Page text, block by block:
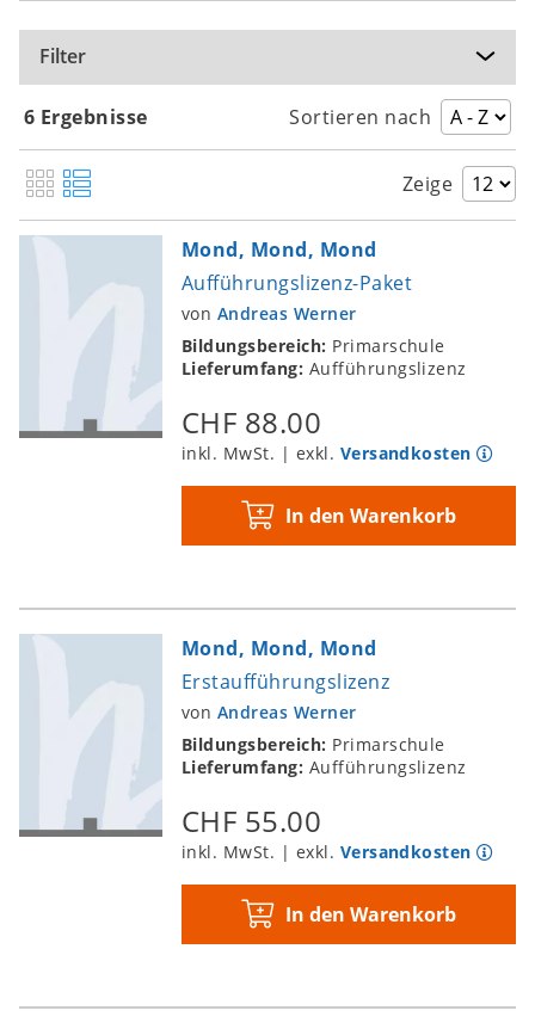
Filter
6 Ergebnisse Sortieren nach
Zeige
Mond, Mond, Mond
Aufführungslizenz-Paket
von Andreas Werner
Bildungsbereich: Primarschule
Lieferumfang: Aufführungslizenz
CHF 88.00
inkl. MwSt. | exkl. Versandkosten
In den Warenkorb
Mond, Mond, Mond
Erstaufführungslizenz
von Andreas Werner
Bildungsbereich: Primarschule
Lieferumfang: Aufführungslizenz
CHF 55.00
inkl. MwSt. | exkl. Versandkosten
In den Warenkorb